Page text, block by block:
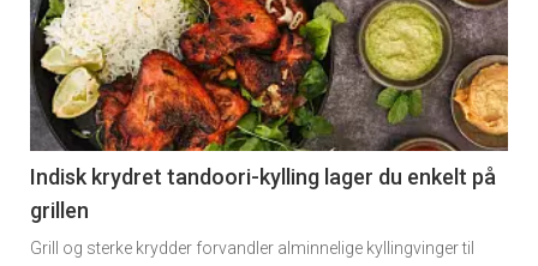
detail
-
section
11
Dagens
Indisk krydret tandoori-kylling lager du enkelt på
grillen
Grill og sterke krydder forvandler alminnelige kyllingvinger til